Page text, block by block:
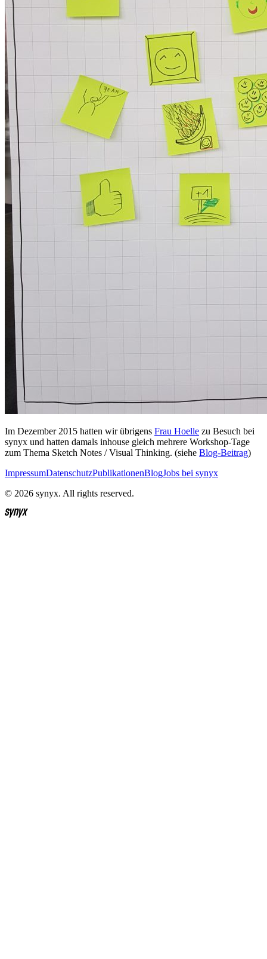
Im Dezember 2015 hatten wir übrigens Frau Hoelle zu Besuch bei
synyx und hatten damals inhouse gleich mehrere Workshop-Tage
zum Thema Sketch Notes / Visual Thinking. (siehe Blog-Beitrag)
ImpressumDatenschutzPublikationenBlogJobs bei synyx
© 2026 synyx. All rights reserved.